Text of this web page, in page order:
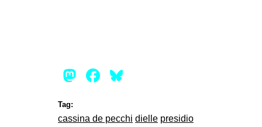
Mastodon
Facebook
Tag:
cassina de pecchi dielle presidio